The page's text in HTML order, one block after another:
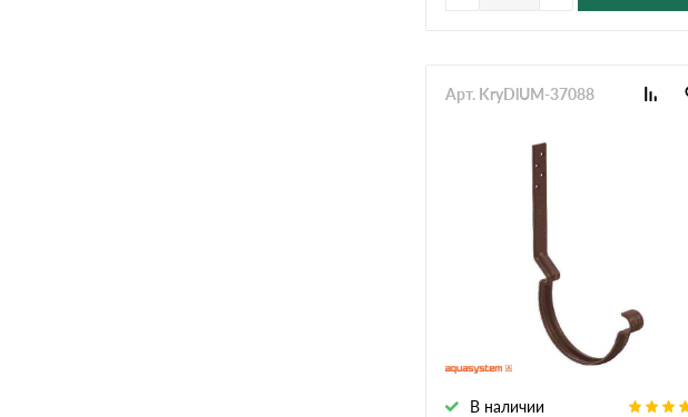
В наличии
Арт. KryDlUM-37088